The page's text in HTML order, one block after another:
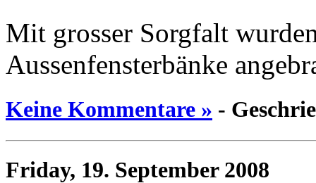
Mit grosser Sorgfalt
Aussenfensterbänke
Keine Kommentare » -
Friday, 19. September 2008